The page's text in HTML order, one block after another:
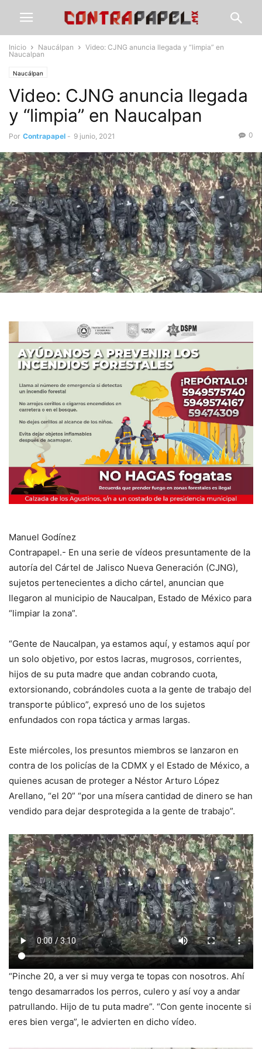
Inicio Naucálpan
Video: CJNG anuncia llegada y “limpia” en
Naucalpan
Naucálpan
Video: CJNG anuncia llegada
y “limpia” en Naucalpan
Por Contrapapel - 9 junio, 2021 0
Manuel Godínez
Contrapapel.- En una serie de vídeos presuntamente de la
autoría del Cártel de Jalisco Nueva Generación (CJNG),
sujetos pertenecientes a dicho cártel, anuncian que
llegaron al municipio de Naucalpan, Estado de México para
“limpiar la zona”.
“Gente de Naucalpan, ya estamos aquí, y estamos aquí por
un solo objetivo, por estos lacras, mugrosos, corrientes,
hijos de su puta madre que andan cobrando cuota,
extorsionando, cobrándoles cuota a la gente de trabajo del
transporte público”, expresó uno de los sujetos
enfundados con ropa táctica y armas largas.
Este miércoles, los presuntos miembros se lanzaron en
contra de los policías de la CDMX y el Estado de México, a
quienes acusan de proteger a Néstor Arturo López
Arellano, “el 20” “por una mísera cantidad de dinero se han
vendido para dejar desprotegida a la gente de trabajo”.
“Pinche 20, a ver si muy verga te topas con nosotros. Ahí
tengo desamarrados los perros, culero y así voy a andar
patrullando. Hijo de tu puta madre”. “Con gente inocente si
eres bien verga”, le advierten en dicho vídeo.